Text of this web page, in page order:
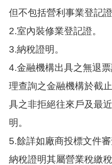
但不包括營利事業登記證
2.室內裝修業登記證。
3.納稅證明。
4.金融機構出具之無退
理查詢之金融機構於截
具之非拒絕往來戶及最
明。
5.餘詳如廠商投標文件審
納稅證明其屬營業稅繳